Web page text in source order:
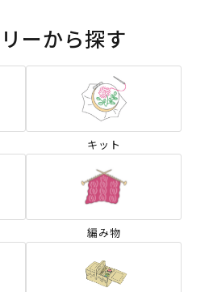
ーから探す
キット
編み物